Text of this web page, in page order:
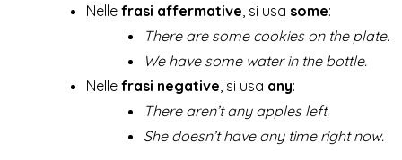
Nelle frasi affermative , si usa some:
There are some cookies on the plate.
We have some water in the bottle.
Nelle frasi negative , si usa any:
There aren’t any apples left.
She doesn’t have any time right now.